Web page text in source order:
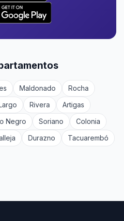
Maldonado
Rocha
Rivera
Artigas
Negro Soriano
Colonia
Durazno Tacuarembó